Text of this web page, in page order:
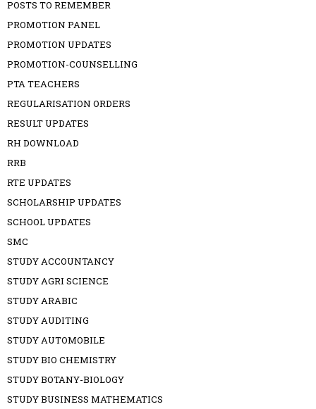
POSTS TO REMEMBER
PROMOTION PANEL
PROMOTION UPDATES
PROMOTION-COUNSELLING
PTA TEACHERS
REGULARISATION ORDERS
RESULT UPDATES
RH DOWNLOAD
RRB
RTE UPDATES
SCHOLARSHIP UPDATES
SCHOOL UPDATES
SMC
STUDY ACCOUNTANCY
STUDY AGRI SCIENCE
STUDY ARABIC
STUDY AUDITING
STUDY AUTOMOBILE
STUDY BIO CHEMISTRY
STUDY BOTANY-BIOLOGY
STUDY BUSINESS MATHEMATICS